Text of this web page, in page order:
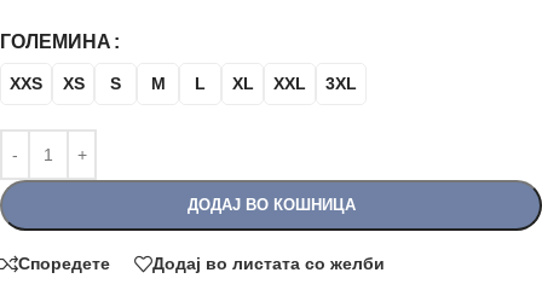
ГОЛЕМИНА
XXS XS S M L XL XXL 3XL
ДОДАЈ ВО КОШНИЦА
Споредете Додај во листата со желби